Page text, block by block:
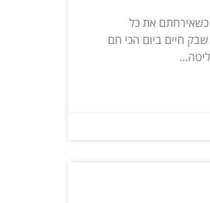
כשאירחתם את כל
חיים ביום הכי חם